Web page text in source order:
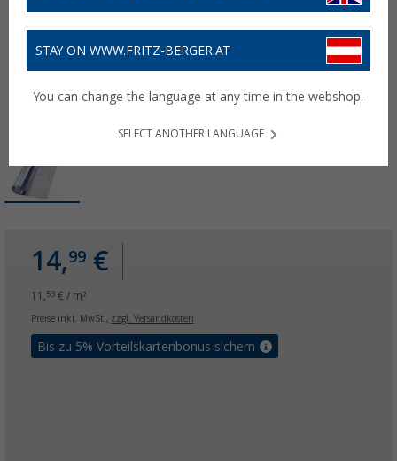
14,99 €
11, 53 € / m²
Preise inkl. MwSt., zzgl. Versandkosten
Bis zu 5% Vorteilskartenbonus sichern
STAY ON WWW.FRITZ-BERGER.AT
You can change the language at any time in the webshop.
SELECT ANOTHER LANGUAGE